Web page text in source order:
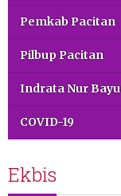
Pemkab Pacitan
Pilbup Pacitan
Indrata Nur
COVID-19
Ekbis